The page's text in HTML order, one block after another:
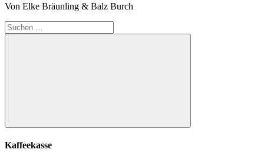
Von Elke Bräunling & Balz Burch
Suchen
nach:
Suchen
Kaffeekasse